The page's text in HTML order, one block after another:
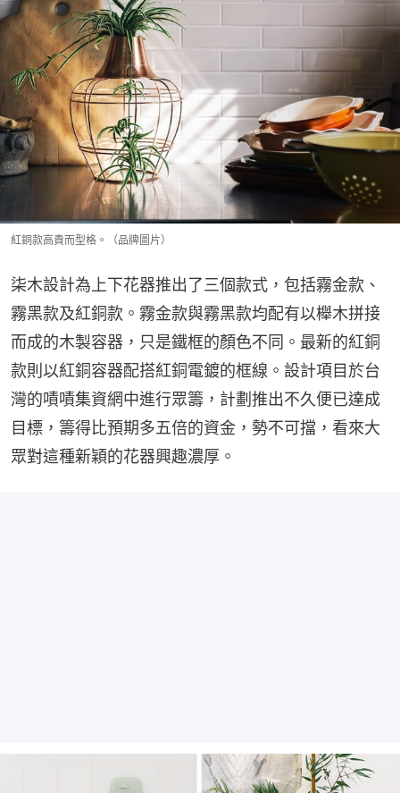
紅銅款高貴而型格。（品牌圖片）
柒木設計為上下花器推出了三個款式，包括霧金款、
霧黑款及紅銅款。霧金款與霧黑款均配有以櫸木拼接
而成的木製容器，只是鐵框的顏色不同。最新的紅銅
款則以紅銅容器配搭紅銅電鍍的框線。設計項目於台
灣的嘖嘖集資網中進行眾籌，計劃推出不久便已達成
目標，籌得比預期多五倍的資金，勢不可擋，看來大
眾對這種新穎的花器興趣濃厚。